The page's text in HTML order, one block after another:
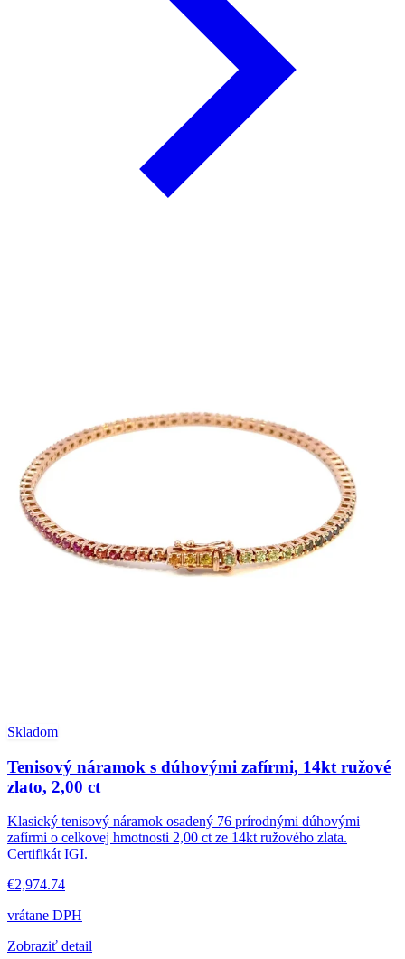
Skladom
Tenisový náramok s dúhovými zafírmi, 14kt ružové
zlato, 2,00 ct
Klasický tenisový náramok osadený 76 prírodnými dúhovými
zafírmi o celkovej hmotnosti 2,00 ct ze 14kt ružového zlata.
Certifikát IGI.
€2,974.74
vrátane DPH
Zobraziť detail